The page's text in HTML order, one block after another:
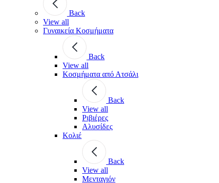
Back
View all
Γυναικεία Κοσμήματα
Back
View all
Κοσμήματα από Ατσάλι
Back
View all
Ριβιέρες
Αλυσίδες
Κολιέ
Back
View all
Μενταγιόν